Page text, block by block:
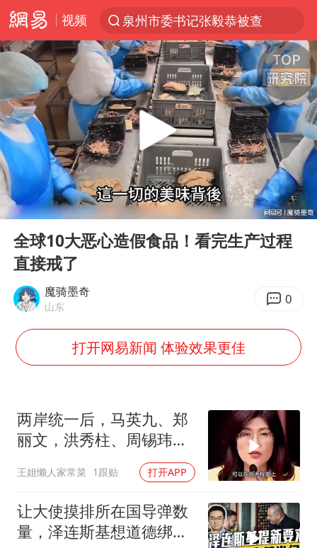
视频
泉州市委书记张毅恭被查
“电影+”如何激发千亿级消费新活力？
沙特土耳其巴基斯坦签署共同防务协议
台风白海豚已进入24小时警戒线
全球首个长时储能一体化产业园量产
U17国足点球大战淘汰河床晋级决赛
四川宜宾市高县4.9级地震致1人死亡
上海：台风白海豚或将带来龙卷风
中巨芯：上半年归母净利润1405.77万元
胜宏科技：股票交易异常波动
胡彦斌获《歌手2026》歌王
秋天的第一杯奶茶到底有多火
我国外贸延续良好增长态势
东航：国内客票提前14天免费退改
夯实基础开新局
Play
00:00 19:53
全球10大恶心造假食品！看完生产过程
直接戒了
魔骑墨奇
山东 0
打开网易新闻 体验效果更佳
两岸统一后，马英九、郑
丽文，洪秀柱、周锡玮谁
王姐懒人家常菜 1跟贴 打开APP
让大使摸排所在国导弹数
量，泽连斯基想道德绑架